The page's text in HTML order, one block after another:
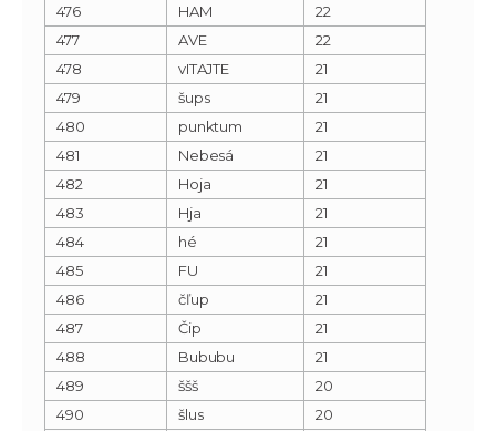
476
HAM
22
477
AVE
22
478
vITAJTE
21
479
šups
21
480
punktum
21
481
Nebesá
21
482
Hoja
21
483
Hja
21
484
hé
21
485
FU
21
486
čľup
21
487
Čip
21
488
Bububu
21
489
ššš
20
490
šlus
20